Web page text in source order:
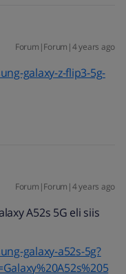
Forum|Forum|4 years ago
galaxy-z-flip3-5g-
Forum|Forum|4 years ago
A52s 5G eli siis
galaxy-a52s-5g?